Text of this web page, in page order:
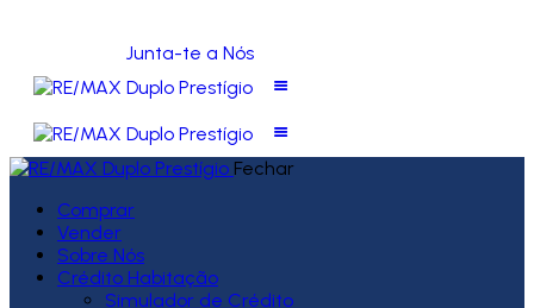
Junta-te a Nós
Fechar
Comprar
Vender
Sobre Nós
Crédito Habitação
Simulador de Crédito